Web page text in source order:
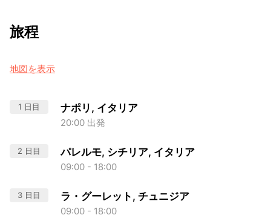
旅程
地図を表示
1 日目 ナポリ, イタリア
20:00 出発
2 日目 パレルモ, シチリア, イタリア
09:00 - 18:00
3 日目 ラ・グーレット, チュニジア
09:00 - 18:00